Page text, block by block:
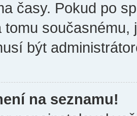
časy. Pokud po
tomu
být
na seznamu!